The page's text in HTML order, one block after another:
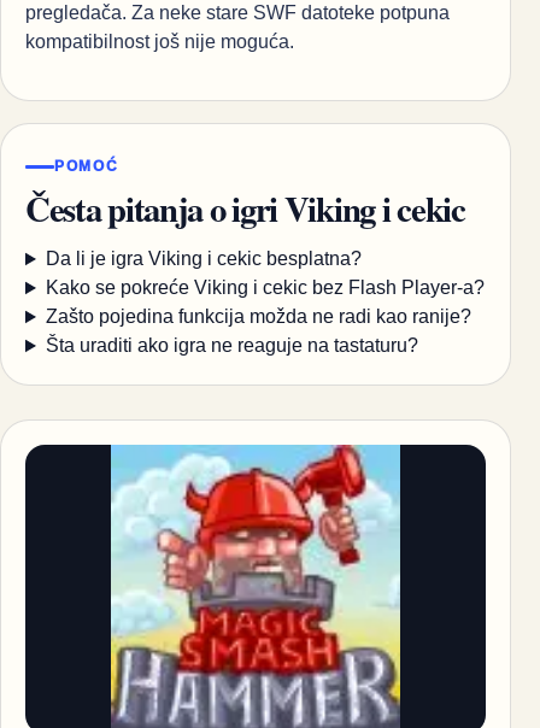
pregledača. Za neke stare SWF datoteke potpuna
kompatibilnost još nije moguća.
POMOĆ
Česta pitanja o igri Viking i cekic
Da li je igra Viking i cekic besplatna?
Kako se pokreće Viking i cekic bez Flash Player-a?
Zašto pojedina funkcija možda ne radi kao ranije?
Šta uraditi ako igra ne reaguje na tastaturu?